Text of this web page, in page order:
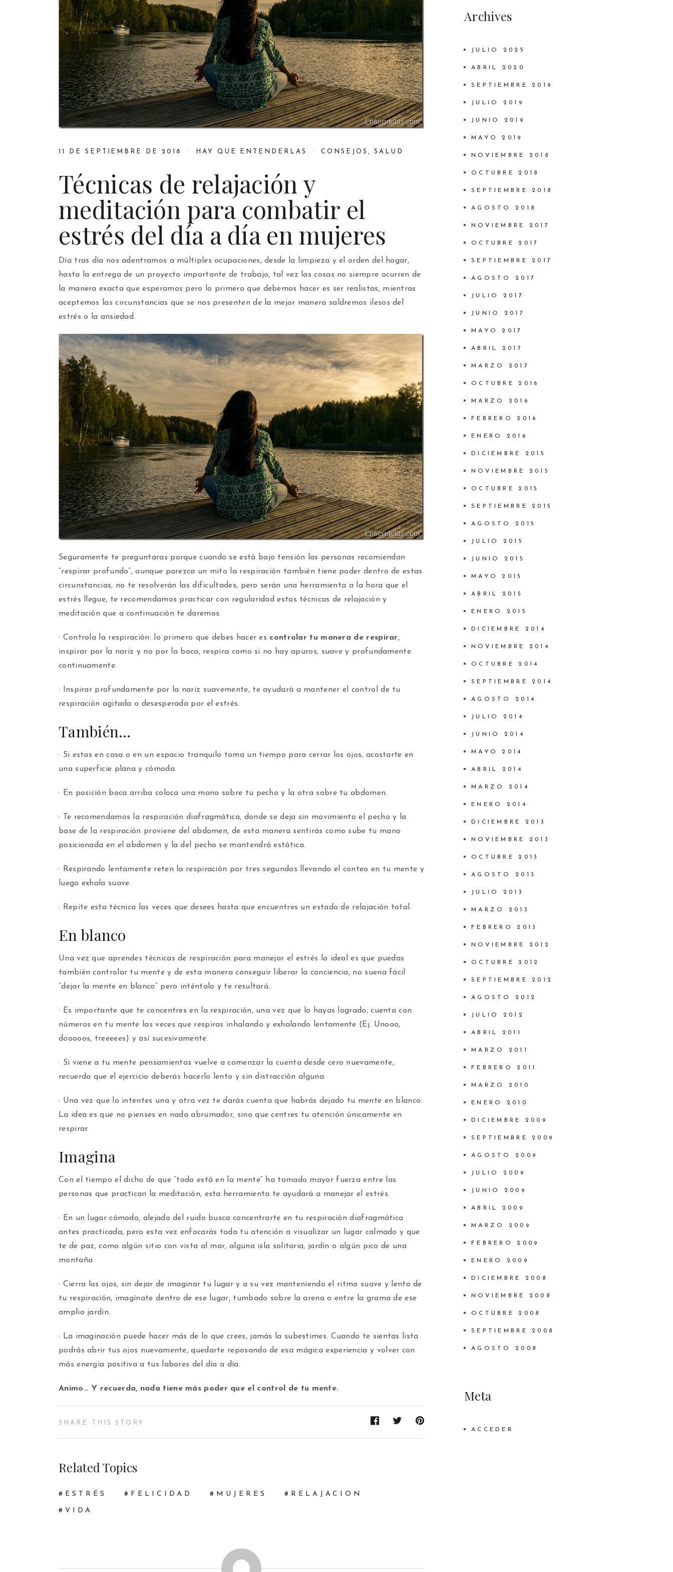
11 DE SEPTIEMBRE DE 2018 HAY QUE ENTENDERLAS CONSEJOS ,SALUD
Técnicas de relajación y
meditación para combatir el
estrés del día a día en mujeres
Día tras día nos adentramos a múltiples ocupaciones, desde la limpieza y el orden del hogar,
hasta la entrega de un proyecto importante de trabajo, tal vez las cosas no siempre ocurren de
la manera exacta que esperamos pero lo primero que debemos hacer es ser realistas, mientras
aceptemos las circunstancias que se nos presenten de la mejor manera saldremos ilesos del
estrés o la ansiedad.
Seguramente te preguntaras porque cuando se está bajo tensión las personas recomiendan
“respirar profundo”, aunque parezca un mito la respiración también tiene poder dentro de estas
circunstancias, no te resolverán las dificultades, pero serán una herramienta a la hora que el
estrés llegue, te recomendamos practicar con regularidad estas técnicas de relajación y
meditación que a continuación te daremos:
· Controla la respiración: lo primero que debes hacer es controlar tu manera de respirar,
inspirar por la nariz y no por la boca, respira como si no hay apuros, suave y profundamente
continuamente.
· Inspirar profundamente por la nariz suavemente, te ayudará a mantener el control de tu
respiración agitada o desesperada por el estrés.
También…
· Si estas en casa o en un espacio tranquilo toma un tiempo para cerrar los ojos, acostarte en
una superficie plana y cómoda.
· En posición boca arriba coloca una mano sobre tu pecho y la otra sobre tu abdomen.
· Te recomendamos la respiración diafragmática, donde se deja sin movimiento el pecho y la
base de la respiración proviene del abdomen, de esta manera sentirás como sube tu mano
posicionada en el abdomen y la del pecho se mantendrá estática.
· Respirando lentamente reten la respiración por tres segundos llevando el conteo en tu mente y
luego exhala suave.
· Repite esta técnica las veces que desees hasta que encuentres un estado de relajación total.
En blanco
Una vez que aprendes técnicas de respiración para manejar el estrés lo ideal es que puedas
también controlar tu mente y de esta manera conseguir liberar la conciencia, no suena fácil
“dejar la mente en blanco” pero inténtalo y te resultará.
· Es importante que te concentres en la respiración, una vez que lo hayas logrado, cuenta con
números en tu mente las veces que respiras inhalando y exhalando lentamente (Ej. Unooo,
dooooos, treeeees) y así sucesivamente.
· Si viene a tu mente pensamientos vuelve a comenzar la cuenta desde cero nuevamente,
recuerda que el ejercicio deberás hacerlo lento y sin distracción alguna.
· Una vez que lo intentes una y otra vez te darás cuenta que habrás dejado tu mente en blanco.
La idea es que no pienses en nada abrumador, sino que centres tu atención únicamente en
respirar.
Imagina
Con el tiempo el dicho de que “todo está en la mente” ha tomado mayor fuerza entre las
personas que practican la meditación, esta herramienta te ayudará a manejar el estrés.
· En un lugar cómodo, alejado del ruido busca concentrarte en tu respiración diafragmática
antes practicada, pero esta vez enfocarás toda tu atención a visualizar un lugar calmado y que
te de paz, como algún sitio con vista al mar, alguna isla solitaria, jardín o algún pico de una
montaña
· Cierra los ojos, sin dejar de imaginar tu lugar y a su vez manteniendo el ritmo suave y lento de
tu respiración, imagínate dentro de ese lugar, tumbado sobre la arena o entre la grama de ese
amplio jardín.
· La imaginación puede hacer más de lo que crees, jamás la subestimes. Cuando te sientas lista
podrás abrir tus ojos nuevamente, quedarte reposando de esa mágica experiencia y volver con
más energía positiva a tus labores del día a día.
Animo… Y recuerda, nada tiene más poder que el control de tu mente.
SHARE THIS STORY
Related Topics
ESTRÉS FELICIDAD MUJERES RELAJACION
VIDA
Archives
JULIO 2025
ABRIL 2020
SEPTIEMBRE 2019
JULIO 2019
JUNIO 2019
MAYO 2019
NOVIEMBRE 2018
OCTUBRE 2018
SEPTIEMBRE 2018
AGOSTO 2018
NOVIEMBRE 2017
OCTUBRE 2017
SEPTIEMBRE 2017
AGOSTO 2017
JULIO 2017
JUNIO 2017
MAYO 2017
ABRIL 2017
MARZO 2017
OCTUBRE 2016
MARZO 2016
FEBRERO 2016
ENERO 2016
DICIEMBRE 2015
NOVIEMBRE 2015
OCTUBRE 2015
SEPTIEMBRE 2015
AGOSTO 2015
JULIO 2015
JUNIO 2015
MAYO 2015
ABRIL 2015
ENERO 2015
DICIEMBRE 2014
NOVIEMBRE 2014
OCTUBRE 2014
SEPTIEMBRE 2014
AGOSTO 2014
JULIO 2014
JUNIO 2014
MAYO 2014
ABRIL 2014
MARZO 2014
ENERO 2014
DICIEMBRE 2013
NOVIEMBRE 2013
OCTUBRE 2013
AGOSTO 2013
JULIO 2013
MARZO 2013
FEBRERO 2013
NOVIEMBRE 2012
OCTUBRE 2012
SEPTIEMBRE 2012
AGOSTO 2012
JULIO 2012
ABRIL 2011
MARZO 2011
FEBRERO 2011
MARZO 2010
ENERO 2010
DICIEMBRE 2009
SEPTIEMBRE 2009
AGOSTO 2009
JULIO 2009
JUNIO 2009
ABRIL 2009
MARZO 2009
FEBRERO 2009
ENERO 2009
DICIEMBRE 2008
NOVIEMBRE 2008
OCTUBRE 2008
SEPTIEMBRE 2008
AGOSTO 2008
Meta
ACCEDER